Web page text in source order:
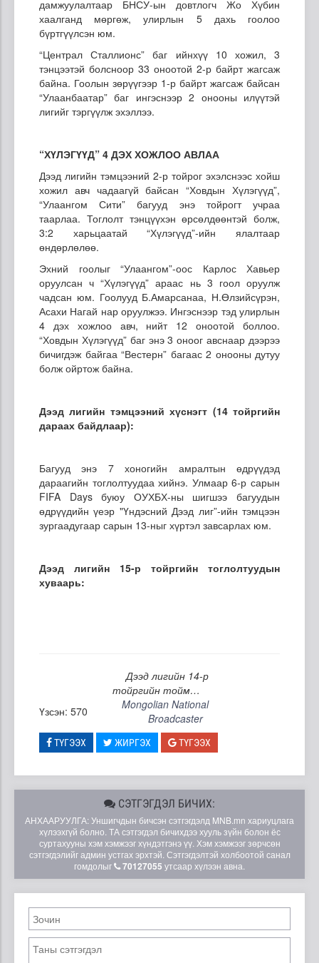
дамжуулалтаар БНСУ-ын довтлогч Жо Хүбин
хаалганд мөргөж, улирлын 5 дахь гоолоо
бүртгүүлсэн юм.
“Централ Сталлионс” баг ийнхүү 10 хожил, 3
тэнцээтэй болсноор 33 оноотой 2-р байрт жагсаж
байна. Гоолын зөрүүгээр 1-р байрт жагсаж байсан
“Улаанбаатар” баг ингэснээр 2 онооны илүүтэй
лигийг тэргүүлж эхэллээ.
“ХҮЛЭГҮҮД” 4 ДЭХ ХОЖЛОО АВЛАА
Дээд лигийн тэмцээний 2-р тойрог эхэлснээс хойш
хожил авч чадаагүй байсан “Ховдын Хүлэгүүд”,
“Улаангом Сити” багууд энэ тойрогт учраа
таарлаа. Тоглолт тэнцүүхэн өрсөлдөөнтэй болж,
3:2 харьцаатай “Хүлэгүүд”-ийн ялалтаар
өндөрлөлөө.
Эхний гоолыг “Улаангом”-оос Карлос Хавьер
оруулсан ч “Хүлэгүүд” араас нь 3 гоол оруулж
чадсан юм. Гоолууд Б.Амарсанаа, Н.Өлзийсүрэн,
Асахи Нагай нар оруулжээ. Ингэснээр тэд улирлын
4 дэх хожлоо авч, нийт 12 оноотой боллоо.
“Ховдын Хүлэгүүд” баг энэ 3 оноог авснаар дээрээ
бичигдэж байгаа “Вестерн” багаас 2 онооны дутуу
болж ойртож байна.
Дээд лигийн тэмцээний хүснэгт (14 тойргийн
дараах байдлаар):
Багууд энэ 7 хоногийн амралтын өдрүүдэд
дараагийн тоглолтуудаа хийнэ. Улмаар 6-р сарын
FIFA Days буюу ОУХБХ-ны шигшээ багуудын
өдрүүдийн үеэр "Үндэсний Дээд лиг”-ийн тэмцээн
зургаадугаар сарын 13-ныг хүртэл завсарлах юм.
Дээд лигийн 15-р тойргийн тоглолтуудын
хуваарь:
Дээд лигийн 14-р
тойргийн тойм…
Үзсэн: 570
Mongolian National
Broadcaster
ТҮГЭЭХ ЖИРГЭХ ТҮГЭЭХ
СЭТГЭГДЭЛ БИЧИХ:
АНХААРУУЛГА: Уншигчдын бичсэн сэтгэгдэлд MNB.mn хариуцлага
хүлээхгүй болно. ТА сэтгэгдэл бичихдээ хууль зүйн болон ёс
суртахууны хэм хэмжээг хүндэтгэнэ үү. Хэм хэмжээг зөрчсөн
сэтгэгдэлийг админ устгах эрхтэй. Сэтгэгдэлтэй холбоотой санал
гомдолыг
70127055 утсаар хүлээн авна.